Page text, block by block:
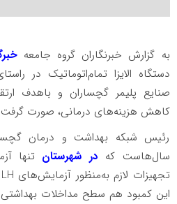
به گزارش خبرنگاران گروه جامعه
دستگاه الایزا تمام‌اتوماتیک در
صنایع پلیمر گچساران و باهدف
کاهش هزینه‌های درمانی، صورت
رئیس شبکه بهداشت و درمان
سال‌هاست که در شهرستان تنها
این کمبود هم سطح مداخلات بهداشتی